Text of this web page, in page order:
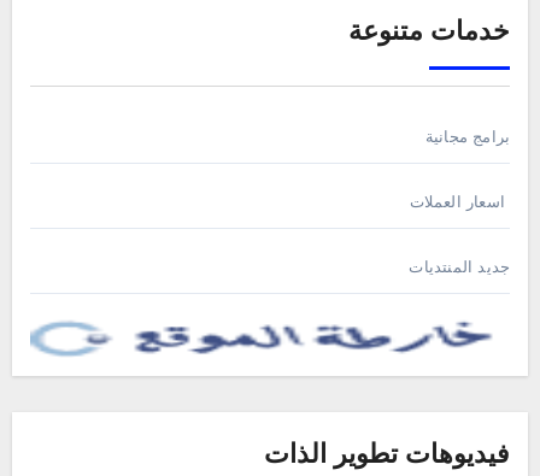
خدمات متنوعة
برامج مجانية
اسعار العملات
جديد المنتديات
فيديوهات تطوير الذات